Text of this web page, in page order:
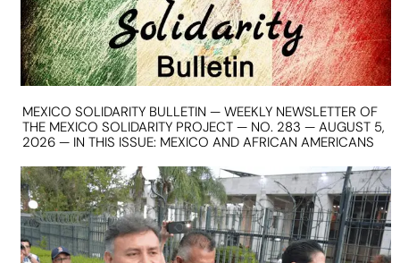
MEXICO SOLIDARITY BULLETIN — WEEKLY NEWSLETTER OF
THE MEXICO SOLIDARITY PROJECT — NO. 283 — AUGUST 5,
2026 — IN THIS ISSUE: MEXICO AND AFRICAN AMERICANS